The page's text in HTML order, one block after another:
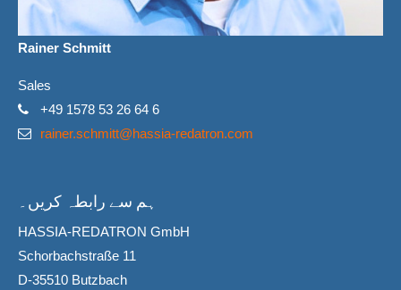
Rainer Schmitt
Sales
+49 1578 53 26 64 6
rainer.schmitt@hassia-redatron.com
ہم سے رابطہ کریں۔
HASSIA-REDATRON GmbH
Schorbachstraße 11
D-35510 Butzbach